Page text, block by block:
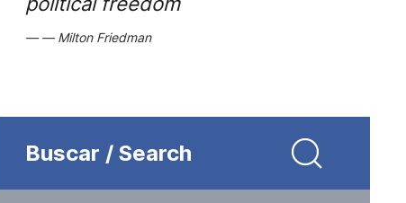
Milton Friedman
Buscar / Search